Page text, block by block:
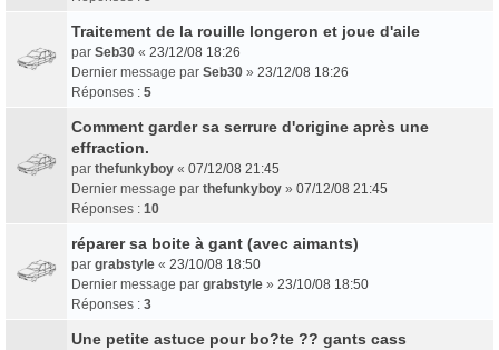
Traitement de la rouille longeron et joue d'aile
par Seb30 « 23/12/08 18:26
Dernier message par Seb30 » 23/12/08 18:26
Réponses : 5
Comment garder sa serrure d'origine après une
effraction.
par thefunkyboy « 07/12/08 21:45
Dernier message par thefunkyboy » 07/12/08 21:45
Réponses : 10
réparer sa boite à gant (avec aimants)
par grabstyle « 23/10/08 18:50
Dernier message par grabstyle » 23/10/08 18:50
Réponses : 3
Une petite astuce pour bo?te ?? gants cass